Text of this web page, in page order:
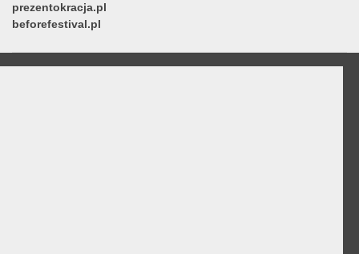
prezentokracja.pl
beforefestival.pl